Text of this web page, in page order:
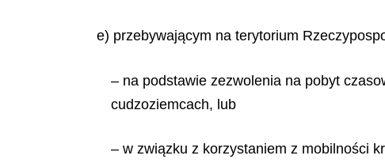
e) przebywającym na terytorium
– na podstawie zezwolenia na pobyt
cudzoziemcach, lub
– w związku z korzystaniem z mobilności